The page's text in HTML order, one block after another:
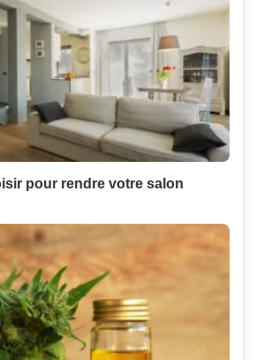
pour rendre votre salon